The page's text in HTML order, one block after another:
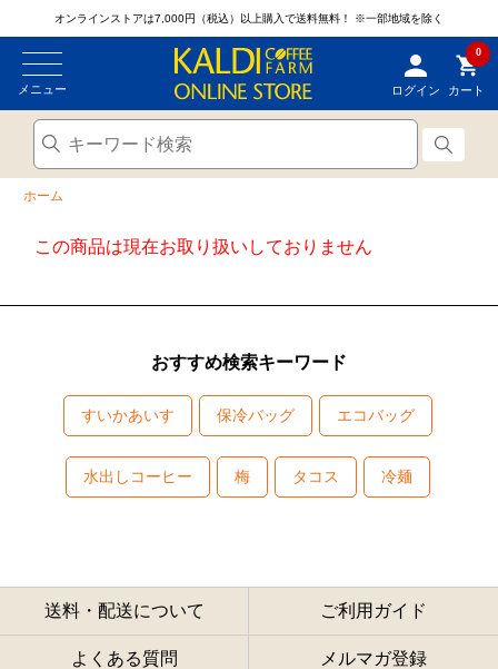
オンラインストアは7,000円（税込）以上購入で送料無料！ ※一部地域を除く
メニュー ログイン
0
カート
ホーム
この商品は現在お取り扱いしておりません
おすすめ検索キーワード
すいかあいす 保冷バッグ エコバッグ
水出しコーヒー 梅 タコス 冷麺
送料・配送について ご利用ガイド
よくある質問 メルマガ登録